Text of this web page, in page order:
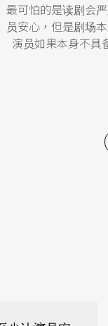
最可怕的是读剧会
员安心，但是剧场
演员如果本身不具